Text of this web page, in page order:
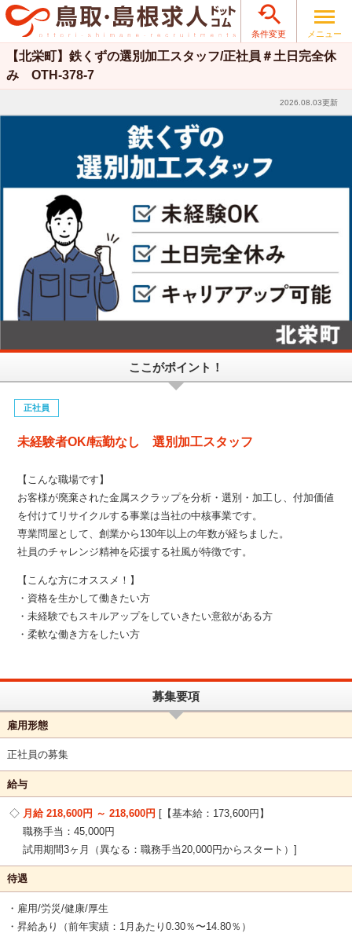

条件変更 メニュー
【北栄町】鉄くずの選別加工スタッフ/正社員＃土日完全休
み OTH-378-7
2026.08.03更新
ここがポイント！
正社員
未経験者OK/転勤なし 選別加工スタッフ
【こんな職場です】
お客様が廃棄された金属スクラップを分析・選別・加工し、付加価値
を付けてリサイクルする事業は当社の中核事業です。
専業問屋として、創業から130年以上の年数が経ちました。
社員のチャレンジ精神を応援する社風が特徴です。
【こんな方にオススメ！】
・資格を生かして働きたい方
・未経験でもスキルアップをしていきたい意欲がある方
・柔軟な働き方をしたい方
募集要項
雇用形態
正社員の募集
給与
月給 218,600円 ～ 218,600円
【基本給：173,600円】
職務手当：45,000円
試用期間3ヶ月（異なる：職務手当20,000円からスタート）
待遇
・雇用/労災/健康/厚生
・昇給あり（前年実績：1月あたり0.30％〜14.80％）